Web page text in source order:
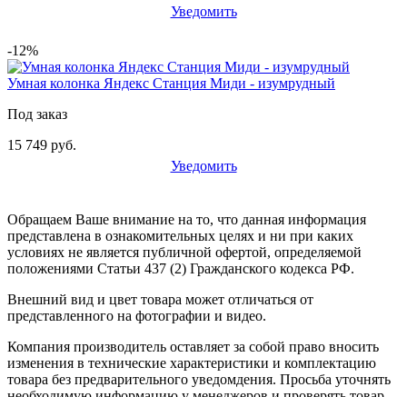
Уведомить
-12%
Умная колонка Яндекс Станция Миди - изумрудный
Под заказ
15 749 руб.
Уведомить
Обращаем Ваше внимание на то, что данная информация
представлена в ознакомительных целях и ни при каких
условиях не является публичной офертой, определяемой
положениями Статьи 437 (2) Гражданского кодекса РФ.
Внешний вид и цвет товара может отличаться от
представленного на фотографии и видео.
Компания производитель оставляет за собой право вносить
изменения в технические характеристики и комплектацию
товара без предварительного уведомдения. Просьба уточнять